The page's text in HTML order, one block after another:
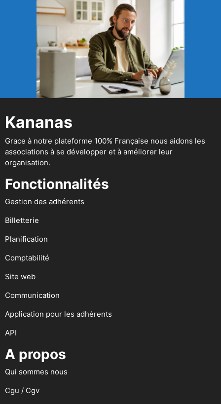
Kananas
Grace à notre plateforme 100% Française nous aidons les
associations à se développer et à améliorer leur
organisation.
Fonctionnalités
Gestion des adhérents
Billetterie
Planification
Comptabilité
Site web
Communication
Application pour les adhérents
API
A propos
Qui sommes nous
Cgu / Cgv